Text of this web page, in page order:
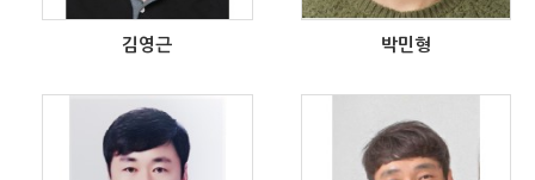
김영근 박민형